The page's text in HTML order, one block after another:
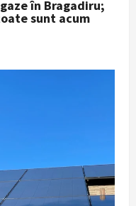
în Bragadiru;
sunt acum